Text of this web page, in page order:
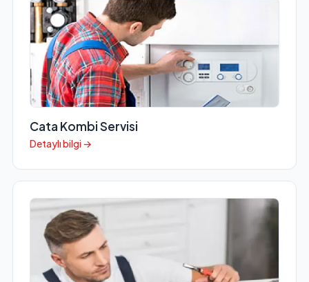
Cata Kombi Servisi
Detaylı bilgi →